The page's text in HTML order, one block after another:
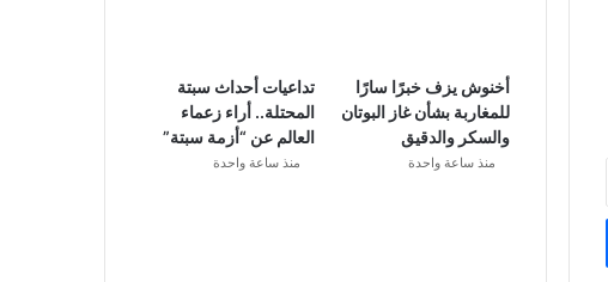
أخنوش يزف خبرًا سارًا
للمغاربة بشأن غاز البوتان
والسكر والدقيق
منذ ساعة واحدة
تداعيات أحداث سبتة
المحتلة.. أراء زعماء
العالم عن “أزمة سبتة”
منذ ساعة واحدة